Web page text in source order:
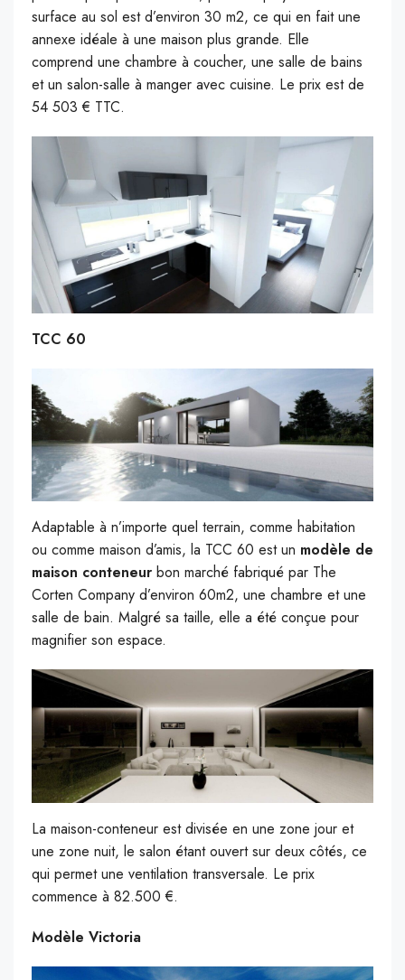
surface au sol est d’environ 30 m2, ce qui en fait une
annexe idéale à une maison plus grande. Elle
comprend une chambre à coucher, une salle de bains
et un salon-salle à manger avec cuisine. Le prix est de
54 503 € TTC.
TCC 60
Adaptable à n’importe quel terrain, comme habitation
ou comme maison d’amis, la TCC 60 est un modèle de
maison conteneur bon marché fabriqué par The
Corten Company d’environ 60m2, une chambre et une
salle de bain. Malgré sa taille, elle a été conçue pour
magnifier son espace.
La maison-conteneur est divisée en une zone jour et
une zone nuit, le salon étant ouvert sur deux côtés, ce
qui permet une ventilation transversale. Le prix
commence à 82.500 €.
Modèle Victoria